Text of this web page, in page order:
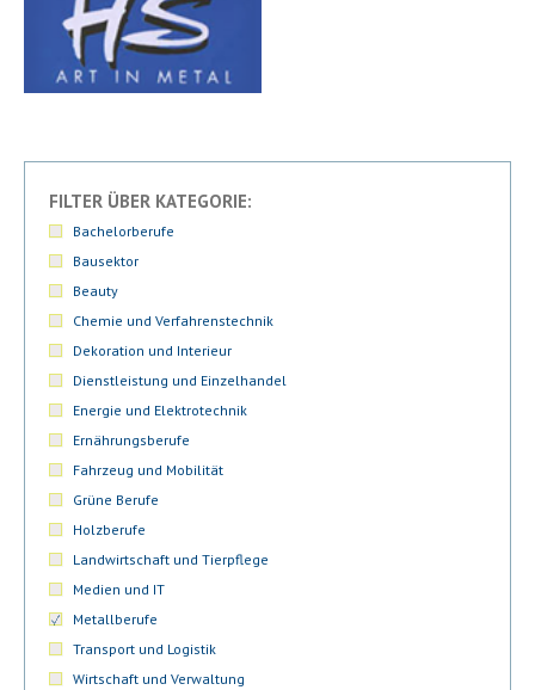
FILTER ÜBER KATEGORIE:
Bachelorberufe
Bausektor
Beauty
Chemie und Verfahrenstechnik
Dekoration und Interieur
Dienstleistung und Einzelhandel
Energie und Elektrotechnik
Ernährungsberufe
Fahrzeug und Mobilität
Grüne Berufe
Holzberufe
Landwirtschaft und Tierpflege
Medien und IT
Metallberufe
Transport und Logistik
Wirtschaft und Verwaltung